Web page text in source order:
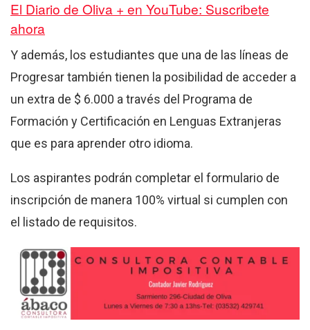
El Diario de Oliva + en YouTube: Suscribete
ahora
Y además, los estudiantes que una de las líneas de
Progresar también tienen la posibilidad de acceder a
un extra de $ 6.000 a través del Programa de
Formación y Certificación en Lenguas Extranjeras
que es para aprender otro idioma.
Los aspirantes podrán completar el formulario de
inscripción de manera 100% virtual si cumplen con
el listado de requisitos.